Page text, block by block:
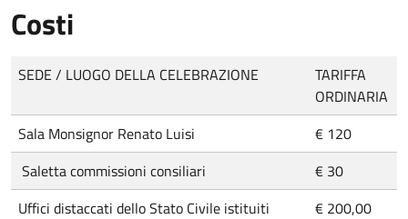
Costi
SEDE / LUOGO DELLA CELEBRAZIONE
TARIFFA
ORDINARIA
Sala Monsignor Renato Luisi
€ 120
Saletta commissioni consiliari
€ 30
Uffici distaccati dello Stato Civile istituiti
€ 200,00